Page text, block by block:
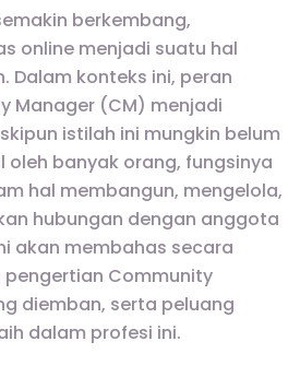
berkembang,
online menjadi suatu hal
Dalam konteks ini, peran
Manager (CM) menjadi
istilah ini mungkin belum
oleh banyak orang, fungsinya
hal membangun, mengelola,
hubungan dengan anggota
akan membahas secara
Community
diemban, serta peluang
dalam profesi ini.